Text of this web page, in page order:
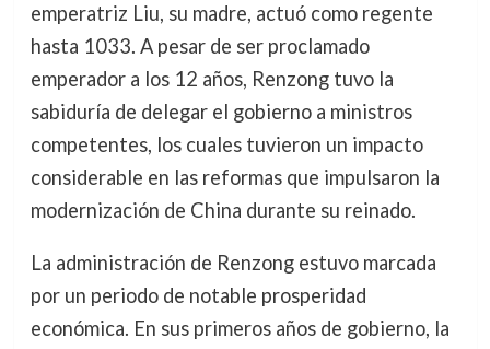
emperatriz Liu, su madre, actuó como regente
hasta 1033. A pesar de ser proclamado
emperador a los 12 años, Renzong tuvo la
sabiduría de delegar el gobierno a ministros
competentes, los cuales tuvieron un impacto
considerable en las reformas que impulsaron la
modernización de China durante su reinado.
La administración de Renzong estuvo marcada
por un periodo de notable prosperidad
económica. En sus primeros años de gobierno, la